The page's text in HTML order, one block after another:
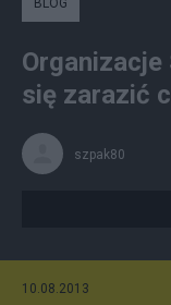
BLOG
się zarazić
szpak80
10.08.2013